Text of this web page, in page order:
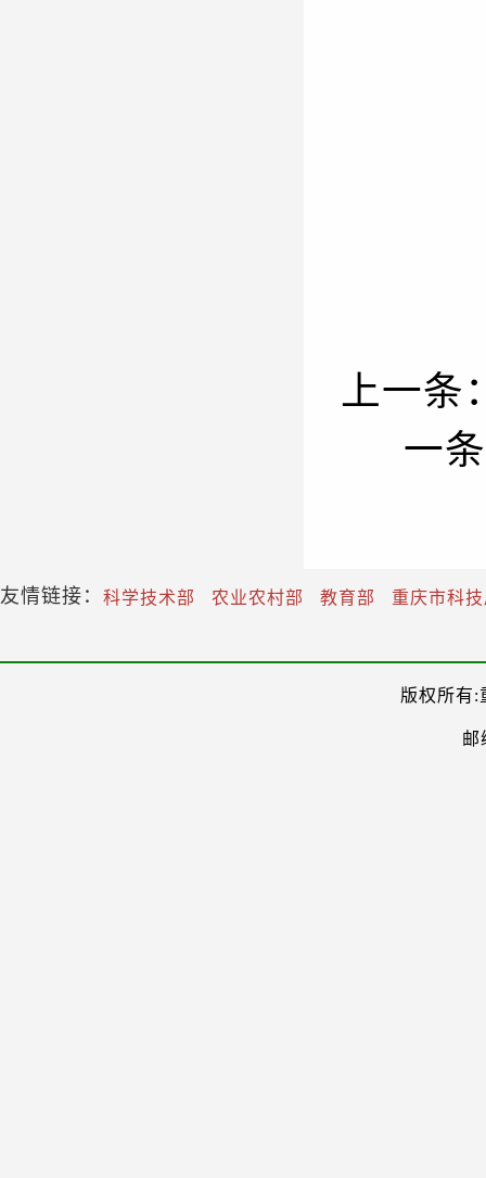
上一条
一
友情链接： 科学技术部 农业农村部 教育部 重庆市科
版权所有:
邮